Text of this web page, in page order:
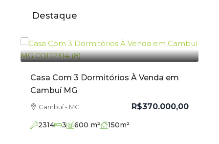
Destaque
Casa Com 3 Dormitórios À Venda em
Cambuí MG
Cambuí - MG R$370.000,00
2314 3 600 m² 150m²